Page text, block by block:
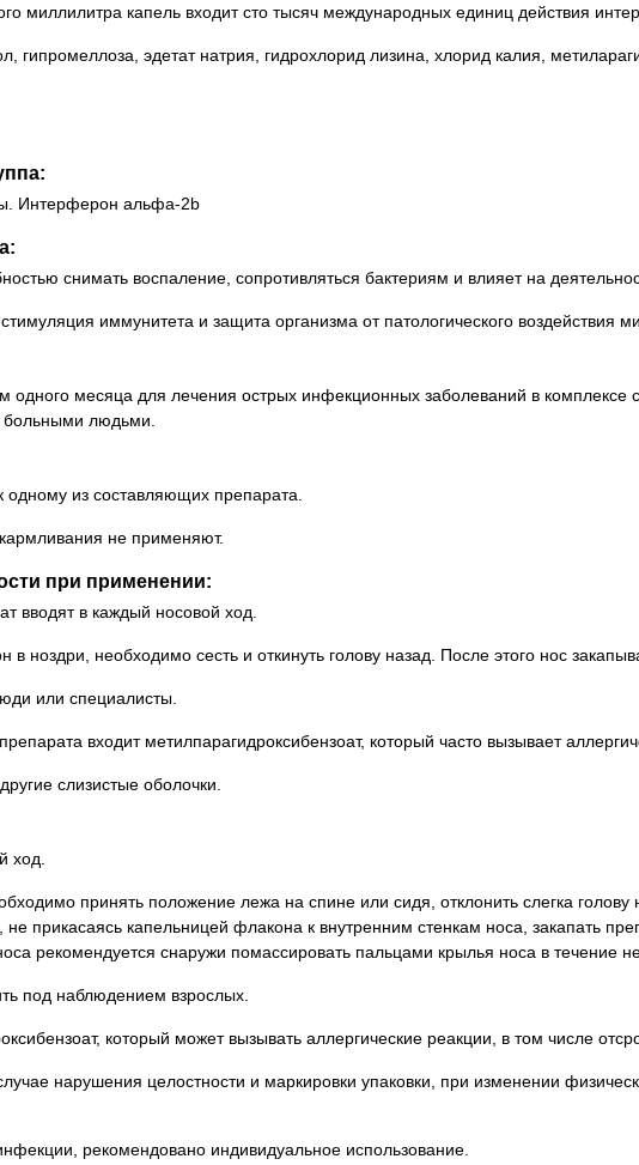
миллилитра капель входит сто тысяч международных единиц действия
гипромеллоза, эдетат натрия, гидрохлорид лизина, хлорид калия,
Интерферон альфа-2b
снимать воспаление, сопротивляться бактериям и влияет на
иммунитета и защита организма от патологического воздействия
месяца для лечения острых инфекционных заболеваний в комплексе
больными людьми.
одному из составляющих препарата.
не применяют.
при применении:
вводят в каждый носовой ход.
в ноздри, необходимо сесть и откинуть голову назад. После этого нос
или специалисты.
входит метилпарагидроксибензоат, который часто вызывает
слизистые оболочки.
ход.
принять положение лежа на спине или сидя, отклонить слегка голову
не прикасаясь капельницей флакона к внутренним стенкам носа, закапать
рекомендуется снаружи помассировать пальцами крылья носа в течение
под наблюдением взрослых.
который может вызывать аллергические реакции, в том числе
нарушения целостности и маркировки упаковки, при изменении
рекомендовано индивидуальное использование.